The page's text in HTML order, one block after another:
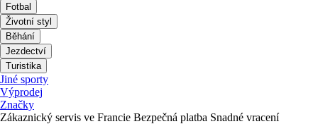
Fotbal
Životní styl
Běhání
Jezdectví
Turistika
Jiné sporty
Výprodej
Značky
Zákaznický servis ve Francie Bezpečná platba Snadné vracení